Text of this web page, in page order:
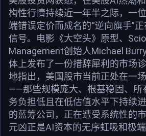
构性行情持续近一年半之际，一
端错误定价而成名的“逆向旗手”
信号。电影《大空头》原型、
Management创始人Michael
体上发布了一份措辞犀利的市场
地指出，美国股市当前正处在一
——那些规模庞大、根基稳固、所
务负担低且在低估值水平下持续
的蓝筹公司，正在遭受系统性的
元凶正是AI资本的无序虹吸和极端